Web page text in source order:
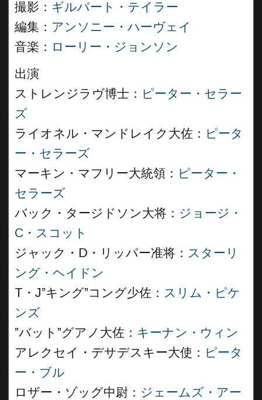
撮影： ギルバート・テイラー
編集： アンソニー・ハーヴェイ
音楽： ローリー・ジョンソン
出演
ストレンジラヴ博士： ピーター・セラー
ズ
ライオネル・マンドレイク大佐： ピータ
ー・セラーズ
マーキン・マフリー大統領： ピーター・
セラーズ
バック・タージドソン大将： ジョージ・
C・スコット
ジャック・D・リッパー准将： スターリ
ング・ヘイドン
T・J”キング”コング少佐： スリム・ピケ
ンズ
”バット”グアノ大佐： キーナン・ウィン
アレクセイ・デサデスキー大使： ピータ
ー・ブル
ロザー・ゾッグ中尉： ジェームズ・アー